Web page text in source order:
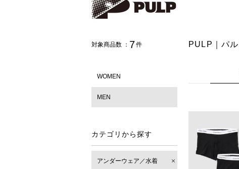
対象商品数 ： 7件
WOMEN
MEN
カテゴリから探す
アンダーウェア／水着
PULP｜パ